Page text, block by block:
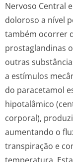
Nervoso Central
doloroso a nível
também ocorrer
prostaglandinas
outras
a estímulos
do paracetamol
hipotalâmico
corporal),
aumentando o
transpiração e